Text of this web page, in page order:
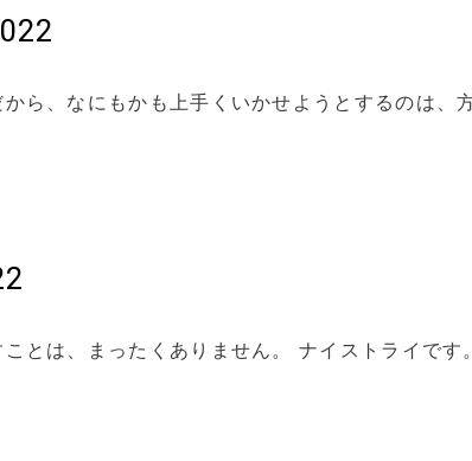
ら、なにもかも上手くいかせようとするのは、
とは、まったくありません。 ナイストライです